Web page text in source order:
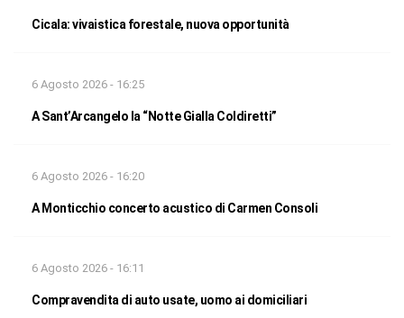
Cicala: vivaistica forestale, nuova opportunità
6 Agosto 2026 - 16:25
A Sant’Arcangelo la “Notte Gialla Coldiretti”
6 Agosto 2026 - 16:20
A Monticchio concerto acustico di Carmen Consoli
6 Agosto 2026 - 16:11
Compravendita di auto usate, uomo ai domiciliari